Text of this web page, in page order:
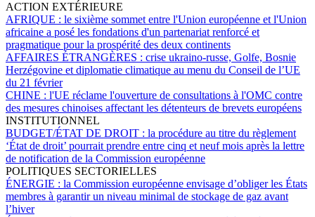
ACTION EXTÉRIEURE
AFRIQUE : le sixième sommet entre l'Union européenne et l'Union
africaine a posé les fondations d'un partenariat renforcé et
pragmatique pour la prospérité des deux continents
AFFAIRES ÉTRANGÈRES : crise ukraino-russe, Golfe, Bosnie
Herzégovine et diplomatie climatique au menu du Conseil de l’UE
du 21 février
CHINE : l'UE réclame l'ouverture de consultations à l'OMC contre
des mesures chinoises affectant les détenteurs de brevets européens
INSTITUTIONNEL
BUDGET/ÉTAT DE DROIT : la procédure au titre du règlement
‘État de droit’ pourrait prendre entre cinq et neuf mois après la lettre
de notification de la Commission européenne
POLITIQUES SECTORIELLES
ÉNERGIE : la Commission européenne envisage d’obliger les États
membres à garantir un niveau minimal de stockage de gaz avant
l’hiver